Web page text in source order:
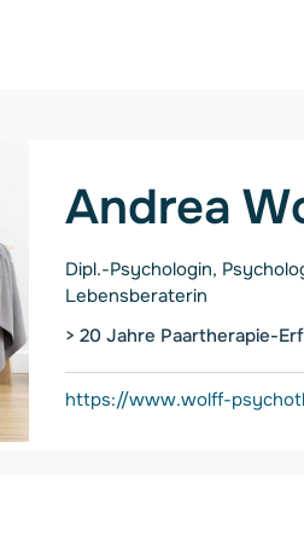
Andrea
Dipl.-Psychologin,
Lebensberaterin
> 20 Jahre Paartherapie-
https://www.wolff-